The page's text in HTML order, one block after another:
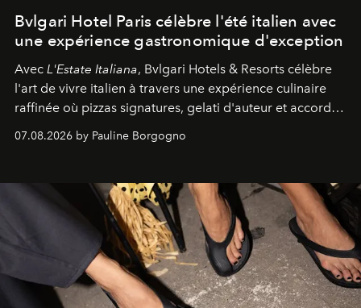
Bvlgari Hotel Paris célèbre l'été italien avec
une expérience gastronomique d'exception
Avec L'Estate Italiana, Bvlgari Hotels & Resorts célèbre
l'art de vivre italien à travers une expérience culinaire
raffinée où pizzas signatures, gelati d'auteur et accords
07.08.2026 by Pauline Borgogno